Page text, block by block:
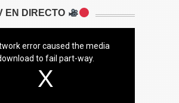
EN DIRECTO
error caused the media
to fail part-way.